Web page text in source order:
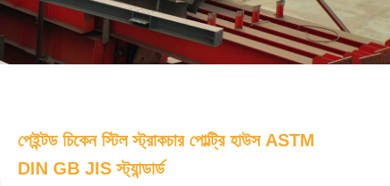
পেইন্টড চিকেন স্টিল স্ট্রাকচার পোল্ট্রি হাউস ASTM
DIN GB JIS স্ট্যান্ডার্ড